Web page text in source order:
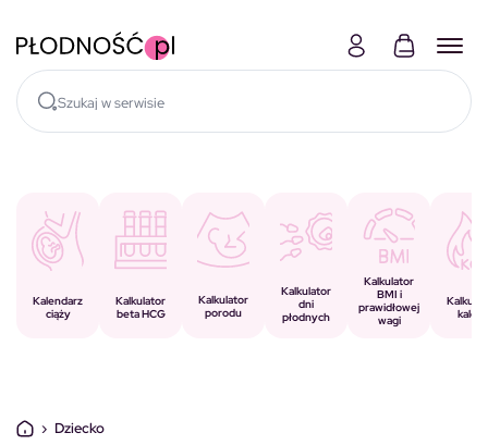
Kalendarz
ciąży
Kalkulator
beta HCG
Kalkulator
porodu
Kalkulator
dni
płodnych
Kalkulator
BMI i
prawidłowej
wagi
kalorii
› Dziecko